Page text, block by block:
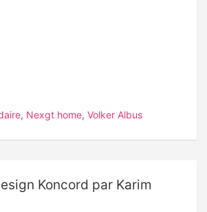
, Nexgt home, Volker Albus
Koncord par Karim